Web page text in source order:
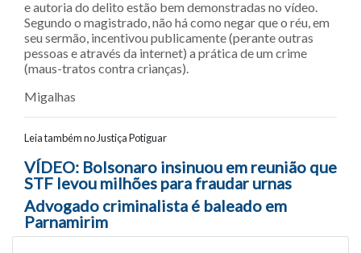
e autoria do delito estão bem demonstradas no vídeo.
Segundo o magistrado, não há como negar que o réu, em
seu sermão, incentivou publicamente (perante outras
pessoas e através da internet) a prática de um crime
(maus-tratos contra crianças).
Migalhas
Leia também no Justiça Potiguar
Navegação entre posts
VÍDEO: Bolsonaro insinuou em reunião que
STF levou milhões para fraudar urnas
Advogado criminalista é baleado em
Parnamirim